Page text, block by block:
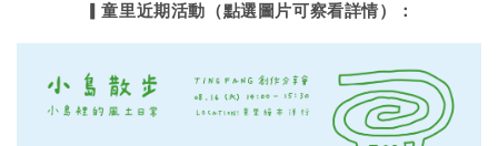
▎童里近期活動（點選圖片可察看詳情）：